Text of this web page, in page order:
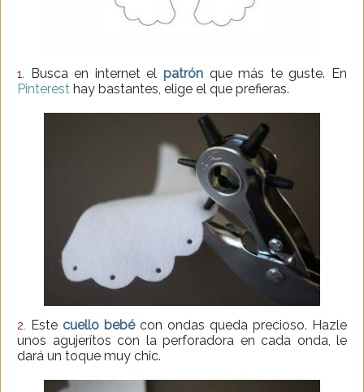
1. Busca en internet el patrón que más te guste. En
Pinterest hay bastantes, elige el que prefieras.
2. Este cuello bebécon ondas queda precioso. Hazle
unos agujerítos con la perforadora en cada onda, le
dará un toque muy chic.